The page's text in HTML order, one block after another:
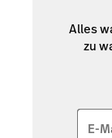
Alles
zu
E-